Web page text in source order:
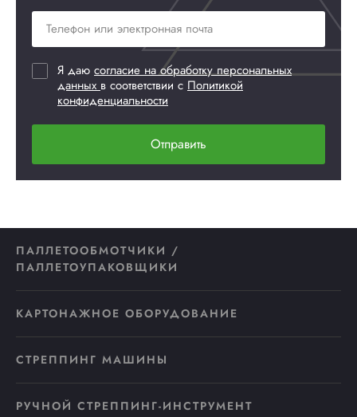
Я даю согласие на обработку персональных
данных в соответствии с Политикой
конфиденциальности
Отправить
ПАЛЛЕТООБМОТЧИКИ /
ПАЛЛЕТОУПАКОВЩИКИ
КАРТОНАЖНОЕ ОБОРУДОВАНИЕ
СТРЕППИНГ МАШИНЫ
РУЧНОЙ СТРЕППИНГ-ИНСТРУМЕНТ